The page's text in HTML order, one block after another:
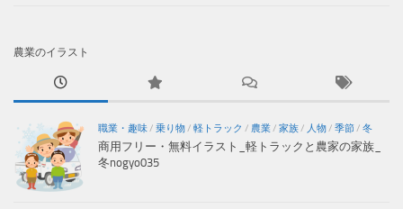
農業のイラスト
職業・趣味/ 乗り物/ 軽トラック / 農業/ 家族/ 人物/ 季節/ 冬
商用フリー・無料イラスト_軽トラックと農家の家族_
冬nogyo035